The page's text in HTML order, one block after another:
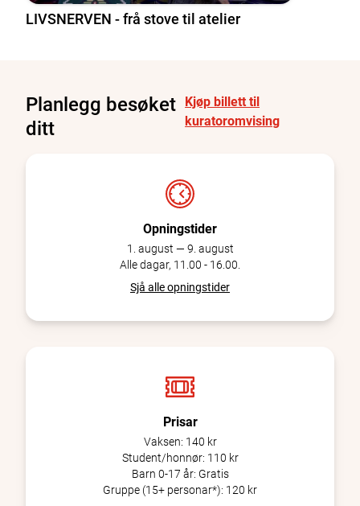
LIVSNERVEN - frå stove til atelier
Planlegg besøket
ditt
Kjøp billett til
kuratoromvising
Opningstider
1. august — 9. august
Alle dagar, 11.00 - 16.00.
Sjå alle opningstider
Prisar
Vaksen: 140 kr
Student/honnør: 110 kr
Barn 0-17 år: Gratis
Gruppe (15+ personar*): 120 kr